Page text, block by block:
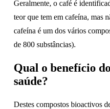
Geralmente, o café é
teor que tem em cafeína, mas
cafeína é um dos vários
de 800 substâncias).
Qual o benefício
saúde?
Destes compostos bioactivos